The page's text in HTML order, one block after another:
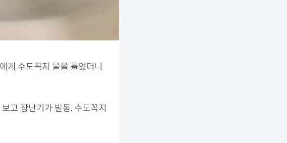
게 수도꼭지 물을 틀었더니
고 장난기가 발동, 수도꼭지